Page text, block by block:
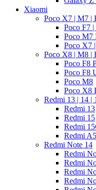
Xiaomi
Poco X7 | M7 |
Poco F7
Poco M7
Poco X7
Poco X8 | M8 |
Poco F8
Poco F8
Poco M8
Poco X8
Redmi 13 | 14 |
Redmi 13
Redmi 15
Redmi
Redmi A5
Redmi Note 14
Redmi
Redmi
Redmi
Redmi